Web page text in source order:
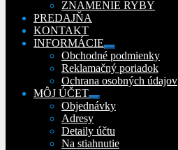
ZNAMENIE RYBY
PREDAJŇA
KONTAKT
INFORMÁCIE
Rozbaliť
podradené
menu
Obchodné podmienky
Reklamačný poriadok
Ochrana osobných údajov
MÔJ ÚČET
Rozbaliť
podradené
Objednávky
Adresy
Detaily účtu
Na stiahnutie